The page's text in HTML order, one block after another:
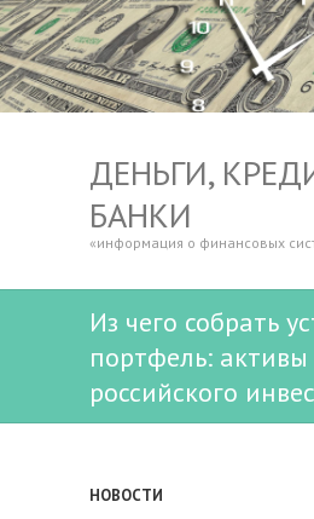
ДЕНЬГИ,
БАНКИ
«информация о финансовых
Из чего собрать
портфель:
российского
НОВОСТИ